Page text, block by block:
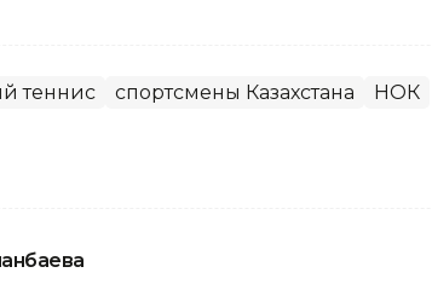
теннис спортсмены Казахстана НОК